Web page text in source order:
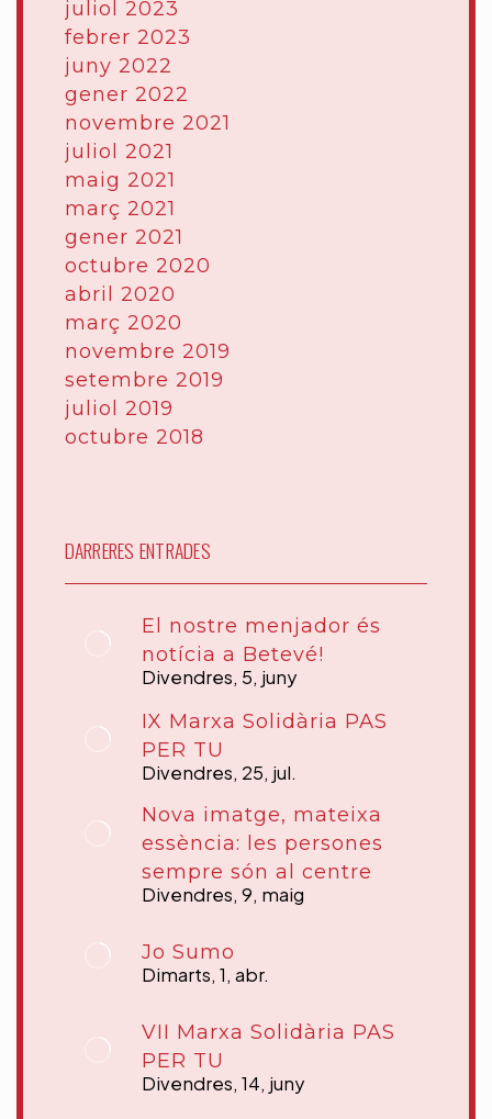
juliol 2023
febrer 2023
juny 2022
gener 2022
novembre 2021
juliol 2021
maig 2021
març 2021
gener 2021
octubre 2020
abril 2020
març 2020
novembre 2019
setembre 2019
juliol 2019
octubre 2018
DARRERES ENTRADES
El nostre menjador és
notícia a Betevé!
Divendres, 5, juny
IX Marxa Solidària PAS
PER TU
Divendres, 25, jul.
Nova imatge, mateixa
essència: les persones
sempre són al centre
Divendres, 9, maig
Jo Sumo
Dimarts, 1, abr.
VII Marxa Solidària PAS
PER TU
Divendres, 14, juny